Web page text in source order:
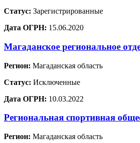
Статус: Зарегистрированные
Дата ОГРН: 15.06.2020
Магаданское региональное
Регион: Магаданская область
Статус: Исключенные
Дата ОГРН: 10.03.2022
Региональная спортивная
Регион: Магаданская область